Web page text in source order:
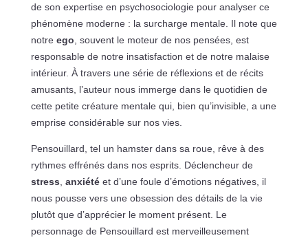
de son expertise en psychosociologie pour analyser ce
phénomène moderne : la surcharge mentale. Il note que
notre ego , souvent le moteur de nos pensées, est
responsable de notre insatisfaction et de notre malaise
intérieur. À travers une série de réflexions et de récits
amusants, l’auteur nous immerge dans le quotidien de
cette petite créature mentale qui, bien qu’invisible, a une
emprise considérable sur nos vies.
Pensouillard, tel un hamster dans sa roue, rêve à des
rythmes effrénés dans nos esprits. Déclencheur de
stress anxiétéet d’une foule d’émotions négatives, il
nous pousse vers une obsession des détails de la vie
plutôt que d’apprécier le moment présent. Le
personnage de Pensouillard est merveilleusement